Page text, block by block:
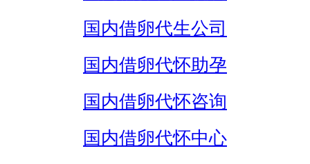
国内借卵代生公司
国内借卵代怀助孕
国内借卵代怀咨询
国内借卵代怀中心